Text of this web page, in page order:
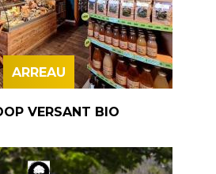
ARREAU
VERSANT BIO